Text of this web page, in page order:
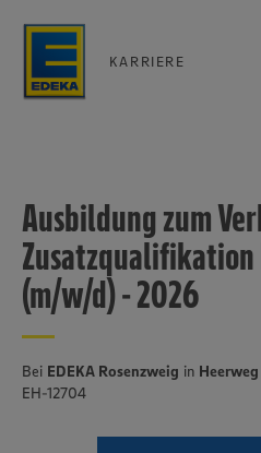
KARRIERE
Ausbildung zum
Zusatzqualifikation
(m/w/d) - 2026
Bei EDEKA Rosenzweig in
EH-12704